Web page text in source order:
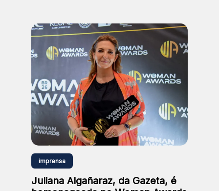
imprensa
Juliana Algañaraz, da Gazeta, é